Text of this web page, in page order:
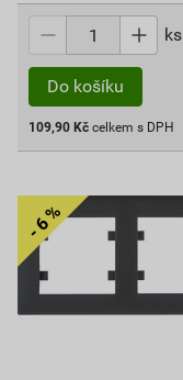
ks
Do košíku
109,90 Kč celkem s DPH